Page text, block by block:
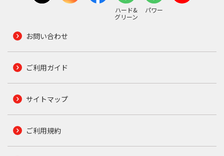
ハード&
グリーン
パワー
お問い合わせ
ご利用ガイド
サイトマップ
ご利用規約